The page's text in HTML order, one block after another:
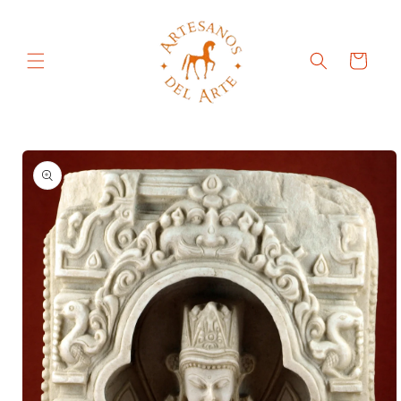
Carrito
directamente
información
del producto